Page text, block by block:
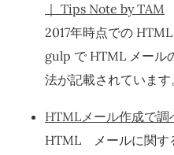
｜ Tips Note by TAM
2017年時点での
gulp で HTML メール
法が記載されています
HTMLメール作成で
HTML メールに関す